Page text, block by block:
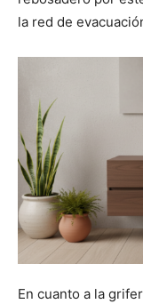
la red de
En cuanto a la